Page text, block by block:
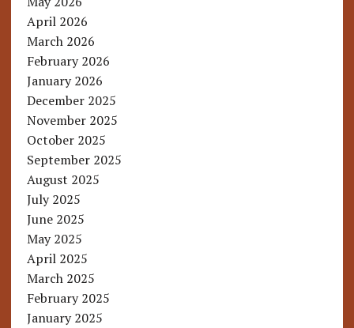
April 2026
March 2026
February 2026
January 2026
December 2025
November 2025
October 2025
September 2025
August 2025
July 2025
June 2025
May 2025
April 2025
March 2025
February 2025
January 2025